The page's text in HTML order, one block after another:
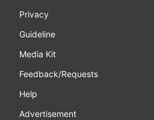
Privacy
Guideline
Media Kit
Feedback/Requests
Help
Advertisement